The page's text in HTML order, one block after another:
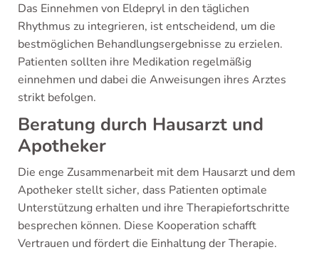
Das Einnehmen von Eldepryl in den täglichen
Rhythmus zu integrieren, ist entscheidend, um die
bestmöglichen Behandlungsergebnisse zu erzielen.
Patienten sollten ihre Medikation regelmäßig
einnehmen und dabei die Anweisungen ihres Arztes
strikt befolgen.
Beratung durch Hausarzt und
Apotheker
Die enge Zusammenarbeit mit dem Hausarzt und dem
Apotheker stellt sicher, dass Patienten optimale
Unterstützung erhalten und ihre Therapiefortschritte
besprechen können. Diese Kooperation schafft
Vertrauen und fördert die Einhaltung der Therapie.